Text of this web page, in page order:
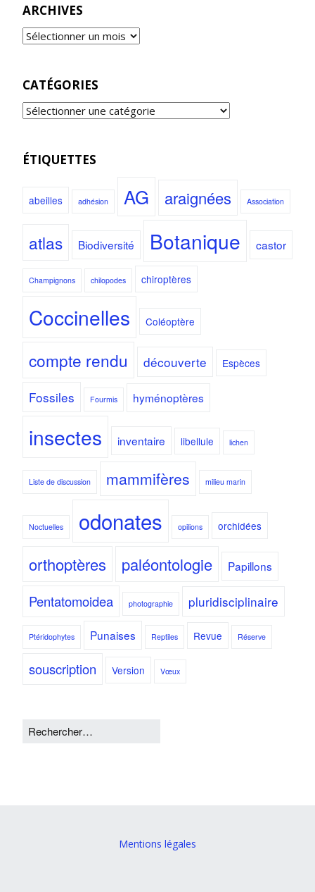
ARCHIVES
CATÉGORIES
ÉTIQUETTES
abeilles adhésion AG araignées Association
atlas Biodiversité Botanique castor
Champignons chilopodes chiroptères
Coccinelles Coléoptère
compte rendu découverte Espèces
Fossiles Fourmis hyménoptères
insectes inventaire libellule lichen
Liste de discussion mammifères milieu marin
Noctuelles odonates opilions orchidées
orthoptères paléontologie Papillons
Pentatomoidea photographie pluridisciplinaire
Ptéridophytes Punaises Reptiles Revue Réserve
souscription Version Vœux
Mentions légales